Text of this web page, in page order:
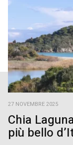
27 NOVEMBRE 2025
Chia
più bello